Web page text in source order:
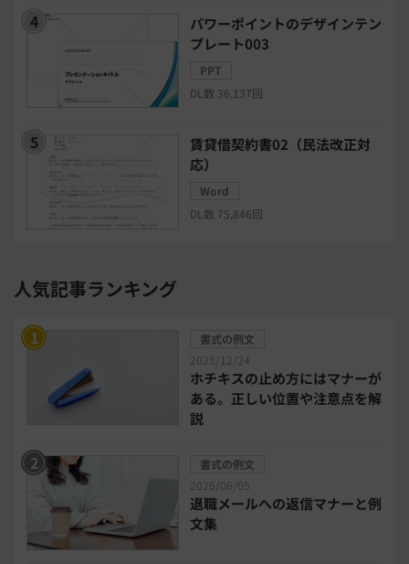
モチベーション管理システム
リモートアクセスツール
電子請求書システム 人事評価システム
給与計算システム eラーニングシステム
勤怠管理システム
健康管理システム
電子契約システム 会計業務システム
2026年トレンド ビジネススキル
DX・デジタル化 電子帳簿保存法
パワーポイントのデザインテン
プレート003
PPT
DL数 36,137回
賃貸借契約書02（民法改正対
応）
Word
DL数 75,846回
人気記事ランキング
書式の例文
2025/12/24
ホチキスの止め方にはマナーが
ある。正しい位置や注意点を解
説
書式の例文
2026/06/05
退職メールへの返信マナーと例
文集